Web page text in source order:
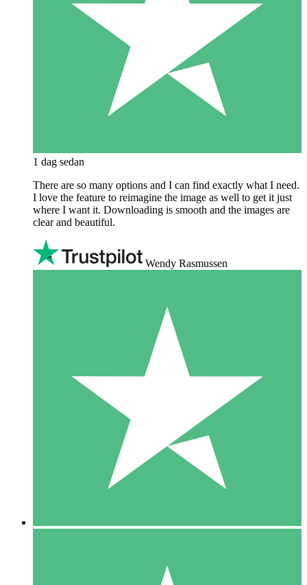
1 dag sedan
There are so many options and I can find exactly what I need.
I love the feature to reimagine the image as well to get it just
where I want it. Downloading is smooth and the images are
clear and beautiful.
Wendy Rasmussen